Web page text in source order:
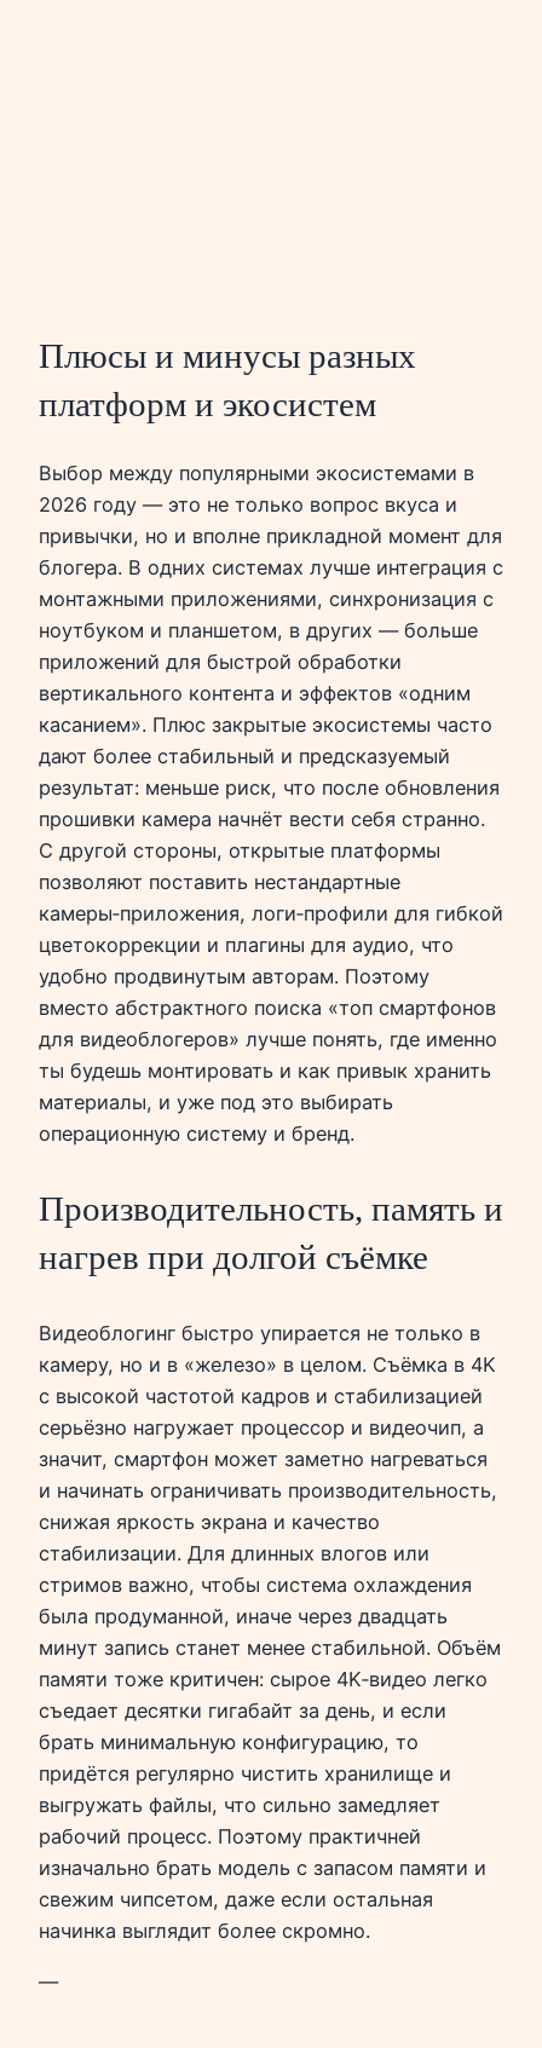
Плюсы и минусы разных
платформ и экосистем
Выбор между популярными экосистемами в
2026 году — это не только вопрос вкуса и
привычки, но и вполне прикладной момент для
блогера. В одних системах лучше интеграция с
монтажными приложениями, синхронизация с
ноутбуком и планшетом, в других — больше
приложений для быстрой обработки
вертикального контента и эффектов «одним
касанием». Плюс закрытые экосистемы часто
дают более стабильный и предсказуемый
результат: меньше риск, что после обновления
прошивки камера начнёт вести себя странно.
С другой стороны, открытые платформы
позволяют поставить нестандартные
камеры‑приложения, логи‑профили для гибкой
цветокоррекции и плагины для аудио, что
удобно продвинутым авторам. Поэтому
вместо абстрактного поиска «топ смартфонов
для видеоблогеров» лучше понять, где именно
ты будешь монтировать и как привык хранить
материалы, и уже под это выбирать
операционную систему и бренд.
Производительность, память и
нагрев при долгой съёмке
Видеоблогинг быстро упирается не только в
камеру, но и в «железо» в целом. Съёмка в 4K
с высокой частотой кадров и стабилизацией
серьёзно нагружает процессор и видеочип, а
значит, смартфон может заметно нагреваться
и начинать ограничивать производительность,
снижая яркость экрана и качество
стабилизации. Для длинных влогов или
стримов важно, чтобы система охлаждения
была продуманной, иначе через двадцать
минут запись станет менее стабильной. Объём
памяти тоже критичен: сырое 4K‑видео легко
съедает десятки гигабайт за день, и если
брать минимальную конфигурацию, то
придётся регулярно чистить хранилище и
выгружать файлы, что сильно замедляет
рабочий процесс. Поэтому практичней
изначально брать модель с запасом памяти и
свежим чипсетом, даже если остальная
начинка выглядит более скромно.
—